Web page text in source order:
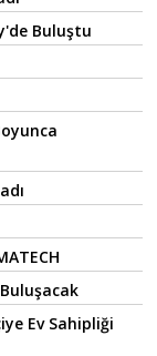
Buluştu
Ev Sahipliği